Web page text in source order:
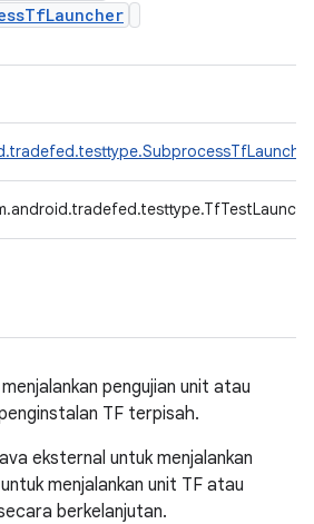
pengujian unit atau
TF terpisah.
eksternal untuk menjalankan
menjalankan unit TF atau
berkelanjutan.